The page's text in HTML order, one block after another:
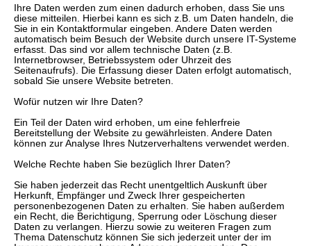
Ihre Daten werden zum einen dadurch erhoben, dass Sie uns
diese mitteilen. Hierbei kann es sich z.B. um Daten handeln, die
Sie in ein Kontaktformular eingeben. Andere Daten werden
automatisch beim Besuch der Website durch unsere IT-Systeme
erfasst. Das sind vor allem technische Daten (z.B.
Internetbrowser, Betriebssystem oder Uhrzeit des
Seitenaufrufs). Die Erfassung dieser Daten erfolgt automatisch,
sobald Sie unsere Website betreten.
Wofür nutzen wir Ihre Daten?
Ein Teil der Daten wird erhoben, um eine fehlerfreie
Bereitstellung der Website zu gewährleisten. Andere Daten
können zur Analyse Ihres Nutzerverhaltens verwendet werden.
Welche Rechte haben Sie bezüglich Ihrer Daten?
Sie haben jederzeit das Recht unentgeltlich Auskunft über
Herkunft, Empfänger und Zweck Ihrer gespeicherten
personenbezogenen Daten zu erhalten. Sie haben außerdem
ein Recht, die Berichtigung, Sperrung oder Löschung dieser
Daten zu verlangen. Hierzu sowie zu weiteren Fragen zum
Thema Datenschutz können Sie sich jederzeit unter der im